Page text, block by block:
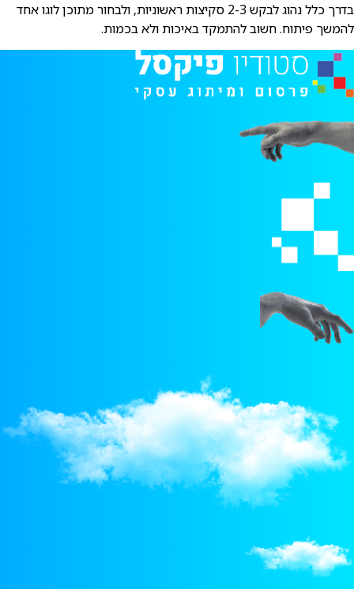
בדרך כלל נהוג לבקש 2-3 סקיצות ראשוניות, ולבחור מתוכן לוגו אחד
להמשך פיתוח. חשוב להתמקד באיכות ולא בכמות.